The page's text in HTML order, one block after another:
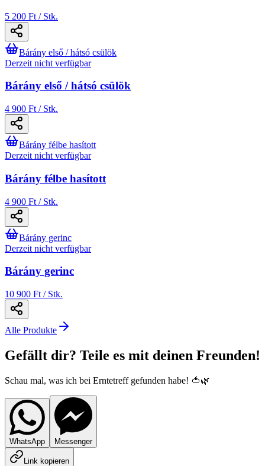
5 200 Ft / Stk.
Bárány első / hátsó csülök
Derzeit nicht verfügbar
Bárány első / hátsó csülök
4 900 Ft / Stk.
Bárány félbe hasított
Derzeit nicht verfügbar
Bárány félbe hasított
4 900 Ft / Stk.
Bárány gerinc
Derzeit nicht verfügbar
Bárány gerinc
10 900 Ft / Stk.
Alle Produkte
Gefällt dir? Teile es mit deinen Freunden!
Schau mal, was ich bei Erntetreff gefunden habe! 🍅🌿
WhatsApp Messenger
Link kopieren